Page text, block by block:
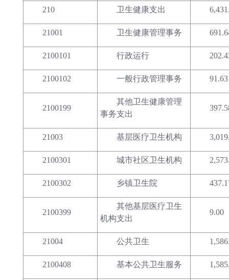
210 卫生健康支出
21001 卫生健康管理事务
2100101 行政运行
2100102 一般行政管理事务 91.63
2100199
其他卫生健康管理
事务支出
21003 基层医疗卫生机构
2100301 城市社区卫生机构
2100302 乡镇卫生院
2100399
其他基层医疗卫生
机构支出
9.00
21004 公共卫生
2100408 基本公共卫生服务